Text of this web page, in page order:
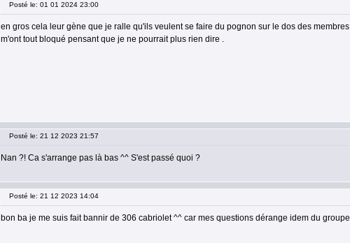
Posté le: 01 01 2024 23:00
en gros cela leur gène que je ralle qu'ils veulent se faire du pognon sur le dos des
m'ont tout bloqué pensant que je ne pourrait plus rien dire .
Posté le: 21 12 2023 21:57
Nan ?! Ca s'arrange pas là bas ^^ S'est passé quoi ?
Posté le: 21 12 2023 14:04
bon ba je me suis fait bannir de 306 cabriolet ^^ car mes questions dérange idem du